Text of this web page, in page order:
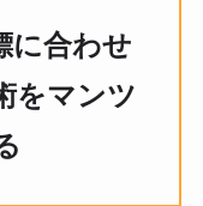
に合わせ
をマンツ